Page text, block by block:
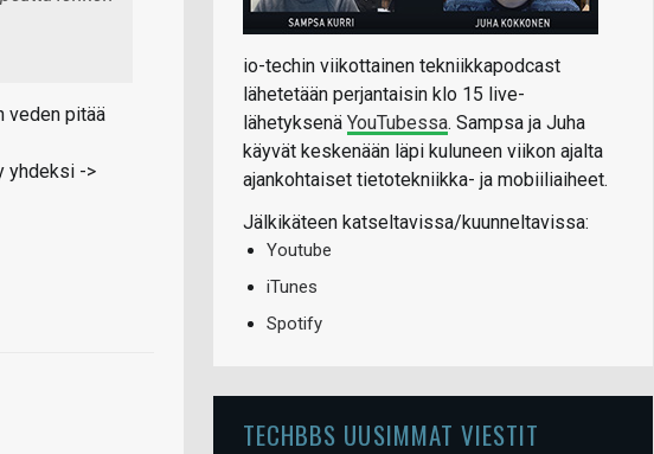
veden pitää
yhdeksi ->
io-techin viikottainen tekniikkapodcast
lähetetään perjantaisin klo 15 live-
lähetyksenä YouTubessa. Sampsa ja Juha
käyvät keskenään läpi kuluneen viikon ajalta
ajankohtaiset tietotekniikka- ja mobiiliaiheet.
Jälkikäteen katseltavissa/kuunneltavissa:
Youtube
iTunes
Spotify
TECHBBS UUSIMMAT VIESTIT